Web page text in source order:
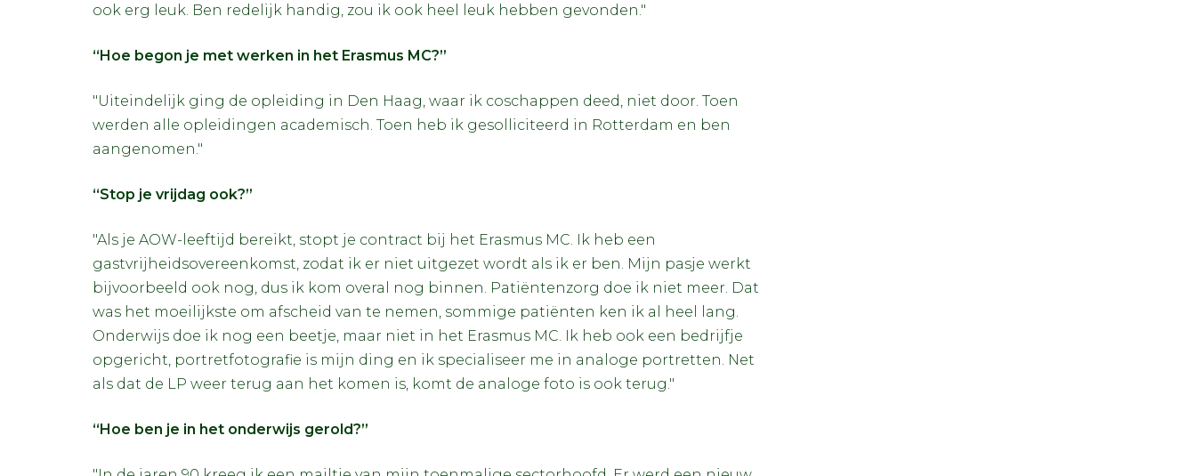
ook erg leuk. Ben redelijk handig, zou ik ook heel leuk hebben gevonden."
“Hoe begon je met werken in het Erasmus MC?”
"Uiteindelijk ging de opleiding in Den Haag, waar ik coschappen deed, niet door. Toen
werden alle opleidingen academisch. Toen heb ik gesolliciteerd in Rotterdam en ben
aangenomen."
“Stop je vrijdag ook?”
"Als je AOW-leeftijd bereikt, stopt je contract bij het Erasmus MC. Ik heb een
gastvrijheidsovereenkomst, zodat ik er niet uitgezet wordt als ik er ben. Mijn pasje werkt
bijvoorbeeld ook nog, dus ik kom overal nog binnen. Patiëntenzorg doe ik niet meer. Dat
was het moeilijkste om afscheid van te nemen, sommige patiënten ken ik al heel lang.
Onderwijs doe ik nog een beetje, maar niet in het Erasmus MC. Ik heb ook een bedrijfje
opgericht, portretfotografie is mijn ding en ik specialiseer me in analoge portretten. Net
als dat de LP weer terug aan het komen is, komt de analoge foto is ook terug."
“Hoe ben je in het onderwijs gerold?”